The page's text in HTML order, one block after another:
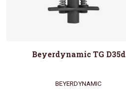
Beyerdynamic TG D35d
BEYERDYNAMIC